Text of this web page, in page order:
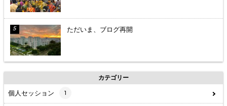
ただいま、ブログ再開
カテゴリー
個人セッション 1